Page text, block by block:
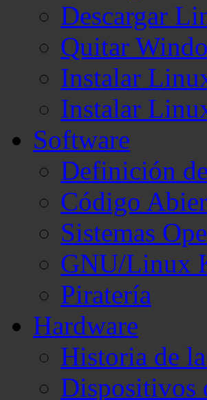
Descargar
Quitar
Instalar
Instalar
Software
Definición
Código
Sistemas
GNU/Linux
Piratería
Hardware
Historia de
Dispositivos